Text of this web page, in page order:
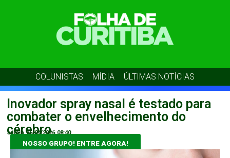
COLUNISTAS MÍDIA ÚLTIMAS NOTÍCIAS
Inovador spray nasal é testado para
combater o envelhecimento do
cérebro
admin 26/04/2026 08:40
NOSSO GRUPO! ENTRE AGORA!